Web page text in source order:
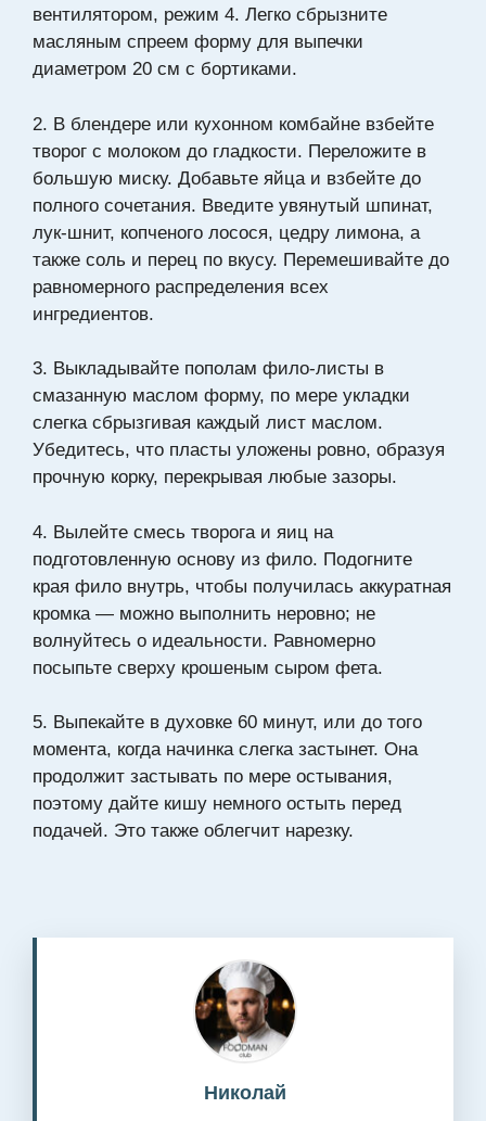
вентилятором, режим 4. Легко сбрызните
масляным спреем форму для выпечки
диаметром 20 см с бортиками.
2. В блендере или кухонном комбайне взбейте
творог с молоком до гладкости. Переложите в
большую миску. Добавьте яйца и взбейте до
полного сочетания. Введите увянутый шпинат,
лук-шнит, копченого лосося, цедру лимона, а
также соль и перец по вкусу. Перемешивайте до
равномерного распределения всех
ингредиентов.
3. Выкладывайте пополам фило-листы в
смазанную маслом форму, по мере укладки
слегка сбрызгивая каждый лист маслом.
Убедитесь, что пласты уложены ровно, образуя
прочную корку, перекрывая любые зазоры.
4. Вылейте смесь творога и яиц на
подготовленную основу из фило. Подогните
края фило внутрь, чтобы получилась аккуратная
кромка — можно выполнить неровно; не
волнуйтесь о идеальности. Равномерно
посыпьте сверху крошеным сыром фета.
5. Выпекайте в духовке 60 минут, или до того
момента, когда начинка слегка застынет. Она
продолжит застывать по мере остывания,
поэтому дайте кишу немного остыть перед
подачей. Это также облегчит нарезку.
Николай